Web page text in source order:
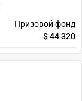
Призовой фонд
$ 44 320